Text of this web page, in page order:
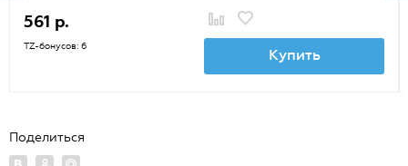
561 р.
TZ-бонусов: 6 Купить
Поделиться